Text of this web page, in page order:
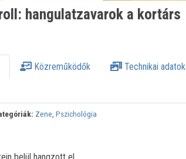
hangulatzavarok a kortárs
Közreműködők Technikai adatok
Zene,Pszichológia